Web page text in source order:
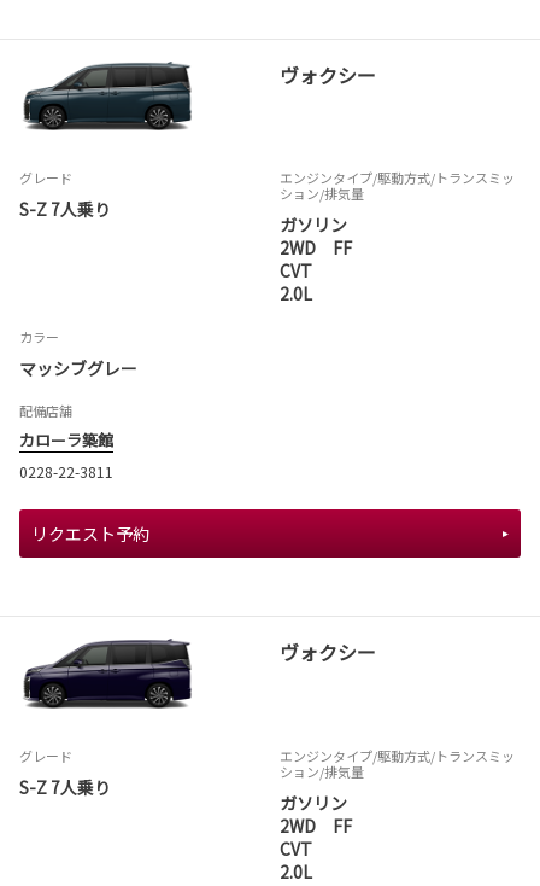
ヴォクシー
グレード
S-Z 7人乗り
エンジンタイプ/駆動方式/トランスミッ
ション/排気量
ガソリン
2WD FF
CVT
2.0L
カラー
マッシブグレー
配備店舗
カローラ築館
0228-22-3811
リクエスト予約
ヴォクシー
グレード
S-Z 7人乗り
エンジンタイプ/駆動方式/トランスミッ
ション/排気量
ガソリン
2WD FF
CVT
2.0L